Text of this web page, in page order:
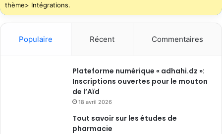
thème> Intégrations.
Populaire Récent Commentaires
Plateforme numérique « adhahi.dz »:
Inscriptions ouvertes pour le mouton
de l’Aïd
18 avril 2026
Tout savoir sur les études de
pharmacie